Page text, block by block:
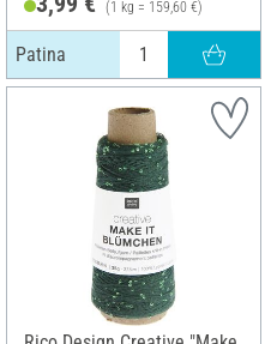
(1 kg = 159,60 €)
Patina